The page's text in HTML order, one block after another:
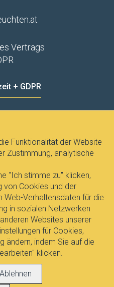
Vertrags
+ GDPR
© 2017
Funktionalität der Website
Zustimmung, analytische
"Ich stimme zu" klicken,
von Cookies und der
Web-Verhaltensdaten für die
in sozialen Netzwerken
Websites unserer
für Cookies,
ändern, indem Sie auf die
klicken.
Ablehnen